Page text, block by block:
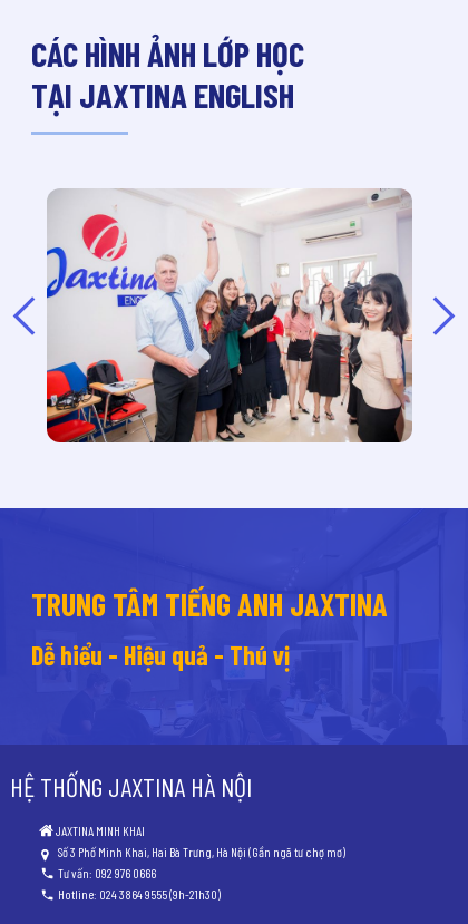
CÁC HÌNH ẢNH LỚP HỌC
TẠI JAXTINA ENGLISH
TRUNG TÂM TIẾNG ANH JAXTINA
Dễ hiểu - Hiệu quả - Thú vị
HỆ THỐNG JAXTINA HÀ NỘI
JAXTINA MINH KHAI
Số 3 Phố Minh Khai, Hai Bà Trưng, Hà Nội (Gần ngã tư chợ mơ)
Tư vấn: 092 976 0666
Hotline: 024 3864 9555 (9h-21h30)